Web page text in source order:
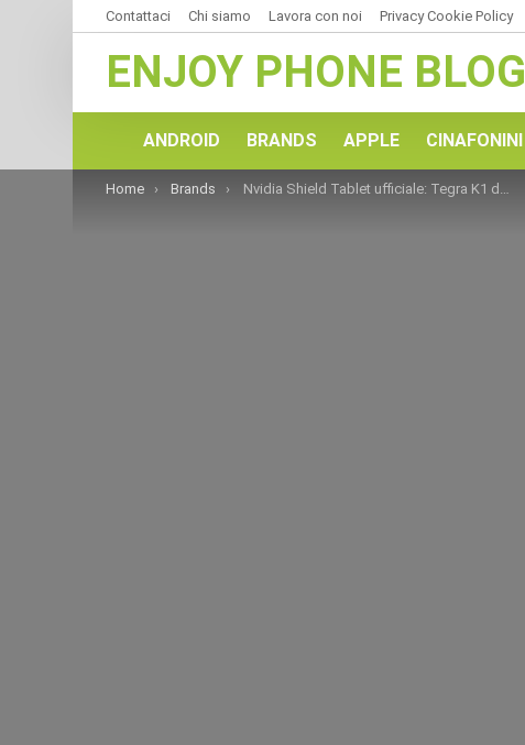
Contattaci Chi siamo Lavora con noi Privacy Cookie Policy
ENJOY PHONE BLOG
ANDROID BRANDS APPLE CINAFONINI
You are here:
Home Brands Nvidia Shield Tablet ufficiale: Tegra K1 display da 8″ fullHD da Agosto